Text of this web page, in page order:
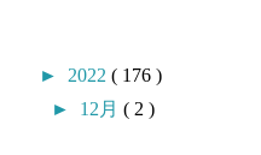
► 2022( 176 )
► 12月( 2 )